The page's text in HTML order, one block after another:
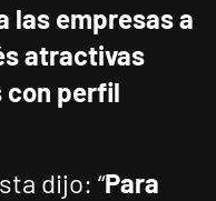
las empresas a
atractivas
con perfil
dijo: “Para